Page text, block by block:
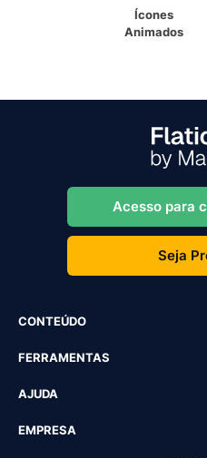
Ícones
Animados
Acesso para
Seja
CONTEÚDO
FERRAMENTAS
AJUDA
EMPRESA